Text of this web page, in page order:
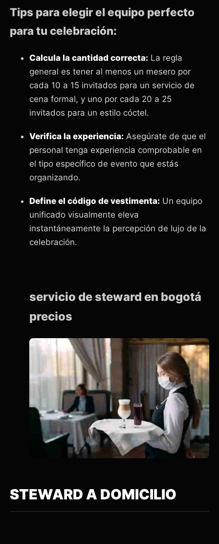
Tips para elegir el equipo perfecto
para tu celebración:
Calcula la cantidad correcta: La regla
general es tener al menos un mesero por
cada 10 a 15 invitados para un servicio de
cena formal, y uno por cada 20 a 25
invitados para un estilo cóctel.
Verifica la experiencia: Asegúrate de que el
personal tenga experiencia comprobable en
el tipo específico de evento que estás
organizando.
Define el código de vestimenta: Un equipo
unificado visualmente eleva
instantáneamente la percepción de lujo de la
celebración.
servicio de steward en bogotá
precios
STEWARD A DOMICILIO